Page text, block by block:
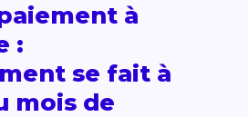
à
:
se fait à
mois de